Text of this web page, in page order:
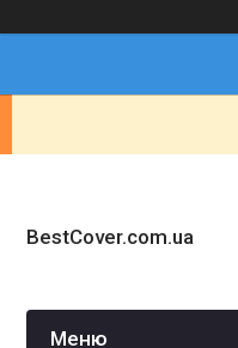
BestCover.com.ua